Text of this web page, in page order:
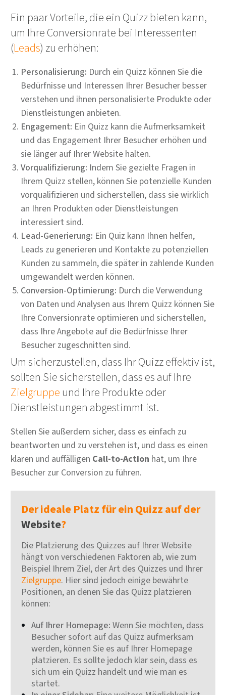
Ein paar Vorteile, die ein Quizz bieten kann,
um Ihre Conversionrate bei Interessenten
(Leads) zu erhöhen:
Personalisierung: Durch ein Quizz können Sie die
Bedürfnisse und Interessen Ihrer Besucher besser
verstehen und ihnen personalisierte Produkte oder
Dienstleistungen anbieten.
Engagement: Ein Quizz kann die Aufmerksamkeit
und das Engagement Ihrer Besucher erhöhen und
sie länger auf Ihrer Website halten.
Vorqualifizierung: Indem Sie gezielte Fragen in
Ihrem Quizz stellen, können Sie potenzielle Kunden
vorqualifizieren und sicherstellen, dass sie wirklich
an Ihren Produkten oder Dienstleistungen
interessiert sind.
Lead-Generierung: Ein Quiz kann Ihnen helfen,
Leads zu generieren und Kontakte zu potenziellen
Kunden zu sammeln, die später in zahlende Kunden
umgewandelt werden können.
Conversion-Optimierung: Durch die Verwendung
von Daten und Analysen aus Ihrem Quizz können Sie
Ihre Conversionrate optimieren und sicherstellen,
dass Ihre Angebote auf die Bedürfnisse Ihrer
Besucher zugeschnitten sind.
Um sicherzustellen, dass Ihr Quizz effektiv ist,
sollten Sie sicherstellen, dass es auf Ihre
Zielgruppe und Ihre Produkte oder
Dienstleistungen abgestimmt ist.
Stellen Sie außerdem sicher, dass es einfach zu
beantworten und zu verstehen ist, und dass es einen
klaren und auffälligen Call-to-Action hat, um Ihre
Besucher zur Conversion zu führen.
Der ideale Platz für ein Quizz auf der
Website?
Die Platzierung des Quizzes auf Ihrer Website
hängt von verschiedenen Faktoren ab, wie zum
Beispiel Ihrem Ziel, der Art des Quizzes und Ihrer
Zielgruppe. Hier sind jedoch einige bewährte
Positionen, an denen Sie das Quizz platzieren
können:
Auf Ihrer Homepage: Wenn Sie möchten, dass
Besucher sofort auf das Quizz aufmerksam
werden, können Sie es auf Ihrer Homepage
platzieren. Es sollte jedoch klar sein, dass es
sich um ein Quizz handelt und wie man es
startet.